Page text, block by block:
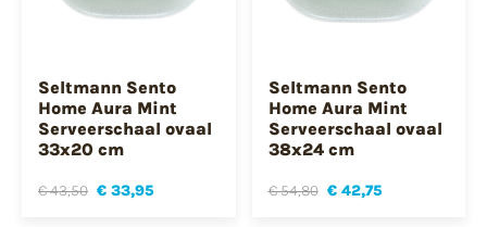
Seltmann Sento
Home Aura Mint
Serveerschaal ovaal
33x20 cm
€ 43,50 € 33,95
Seltmann Sento
Home Aura Mint
Serveerschaal ovaal
38x24 cm
€ 54,80 € 42,75